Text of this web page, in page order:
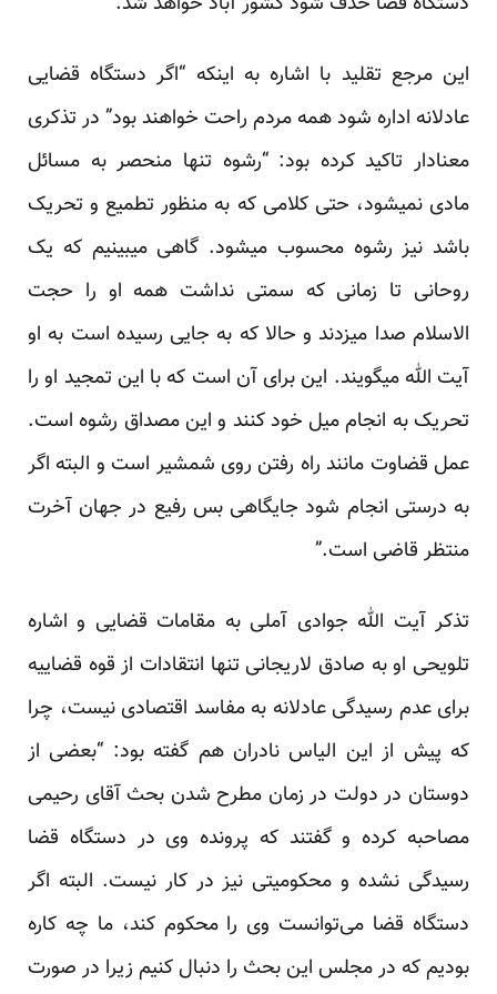
این مرجع تقلید با اشاره به اینکه “اگر دستگاه قضایی
عادلانه اداره شود همه مردم راحت خواهند بود” در تذکری
معنادار تاکید کرده بود: “رشوه تنها منحصر به مسائل
مادی نمی‏شود، حتی کلامی که به منظور تطمیع و تحریک
باشد نیز رشوه محسوب می‏شود. گاهی می‏بینیم که یک
روحانی تا زمانی که سمتی نداشت همه او را حجت
الاسلام صدا می‏زدند و حالا که به جایی رسیده است به او
آیت الله می‏گویند. این برای آن است که با این تمجید او را
تحریک به انجام میل خود کنند و این مصداق رشوه است.
عمل قضاوت مانند راه رفتن روی شمشیر است و البته اگر
به درستی انجام شود جایگاهی بس رفیع در جهان آخرت
منتظر قاضی است.”
تذکر آیت الله جوادی آملی به مقامات قضایی و اشاره
تلویحی او به صادق لاریجانی تنها انتقادات از قوه قضاییه
برای عدم رسیدگی عادلانه به مفاسد اقتصادی نیست، چرا
که پیش از این الیاس نادران هم گفته بود: “بعضی از
دوستان در دولت در زمان مطرح شدن بحث آقای رحیمی
مصاحبه کرده و گفتند که پرونده وی در دستگاه قضا
رسیدگی نشده و محکومیتی نیز در کار نیست. البته اگر
دستگاه قضا می‌توانست وی را محکوم کند، ما چه کاره
بودیم که در مجلس این بحث را دنبال کنیم زیرا در صورت